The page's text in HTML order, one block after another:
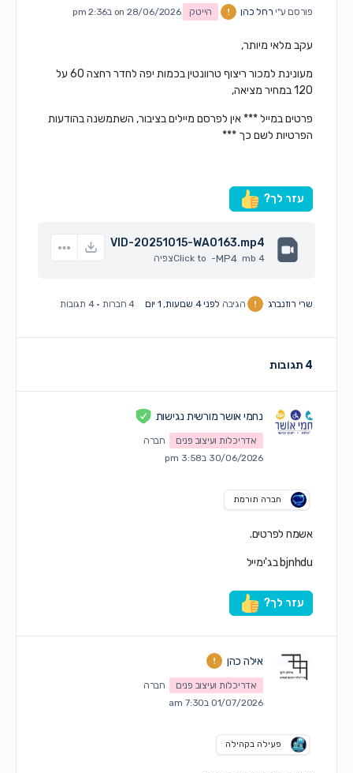
פורסם ע"ירחל כהן הייטק on 28/06/2026 ב2:36 pm
עקב מלאי מיותר,
מעונינת למכור ריצוף טרוונטין בכמות יפה לחדר רחצה 60 על
120 במחיר מציאה,
פרטים במייל *** אין לפרסם מיילים בציבור, השתמשנה בהודעות
הפרטיות לשם כך ***
עזר לך?
VID-20251015-WA0163.mp4
4 mb
MP4
-
Click toצפיה
שרי רוזנברג הגיבהלפני 4 שבועות, 1 יום 4 חברות · 4 תגובות
4 תגובות
נחמי אושר מורשית נגישות
אדריכלות ועיצוב פנים
חברה
30/06/2026 ב3:58 pm
חברה תורמת
אשמח לפרטים.
bjnhdu בג'ימייל
עזר לך?
אילה כהן
אדריכלות ועיצוב פנים
חברה
01/07/2026 ב7:30 am
פעילה בקהילה